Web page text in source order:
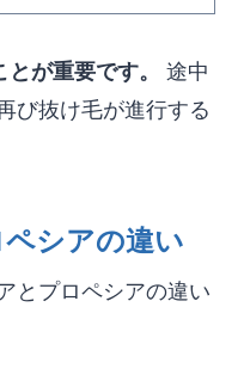
が重要です。
途中
び抜け毛が進行する
シアの違い
とプロペシアの違い